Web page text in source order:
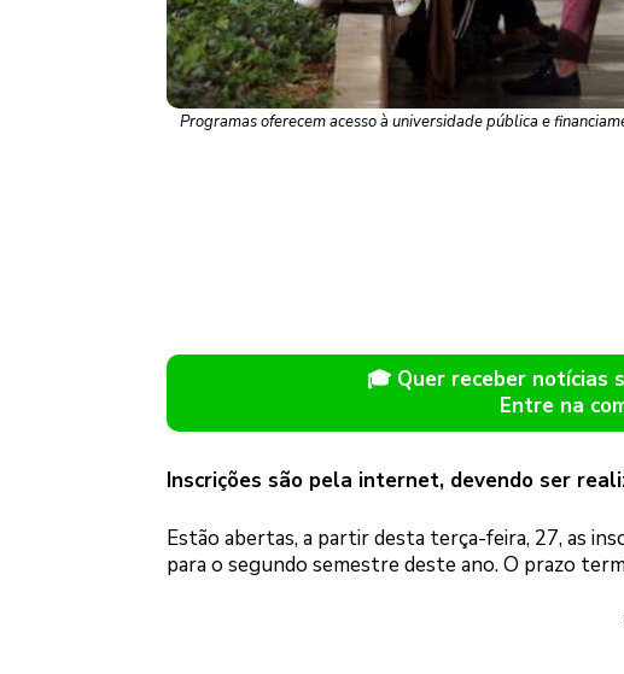
Programas oferecem acesso à universidade pública e
🎓 Quer receber notícias
Entre na
Inscrições são pela internet, devendo ser
Estão abertas, a partir desta terça-feira, 27, as
para o segundo semestre deste ano. O prazo